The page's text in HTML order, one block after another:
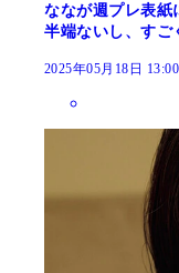
ななが週プレ表
半端ないし、すご
2025年05月18日 13:00